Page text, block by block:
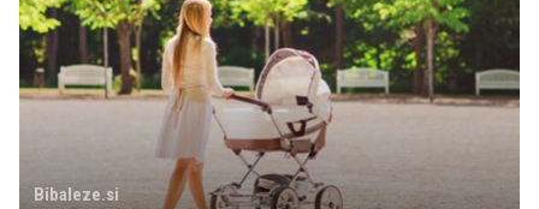
Bibaleze.si